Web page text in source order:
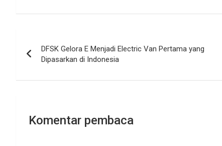
pos
DFSK Gelora E Menjadi Electric Van Pertama yang
Dipasarkan di Indonesia
Komentar pembaca